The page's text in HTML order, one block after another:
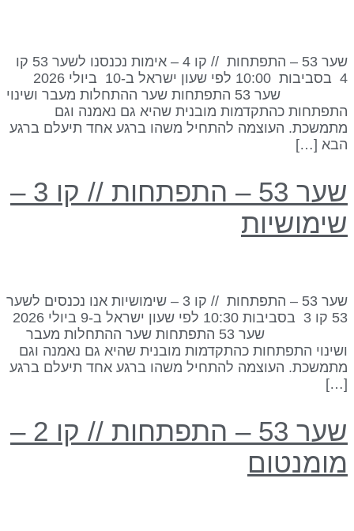
שער 53 – התפתחות // קו 4 – אימות נכנסנו לשער 53 קו
4 בסביבות 10:00 לפי שעון ישראל ב-10 ביולי 2026
שער 53 התפתחות שער ההתחלות מעבר ושינוי
כהתקדמות מובנית שהיא גם נאמנה וגם
העוצמה להתחיל משהו ברגע אחד תיעלם ברגע
[…]
שער 53 – התפתחות // קו 3 –
שער 53 – התפתחות // קו 3 – שימושיות אנו נכנסים לשער
53 קו 3 בסביבות 10:30 לפי שעון ישראל ב-9 ביולי 2026
שער 53 התפתחות שער ההתחלות מעבר
התפתחות כהתקדמות מובנית שהיא גם נאמנה וגם
העוצמה להתחיל משהו ברגע אחד תיעלם ברגע
שער 53 – התפתחות // קו 2 –